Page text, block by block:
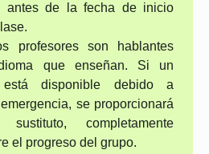
antes de la fecha de inicio
profesores son hablantes
que enseñan. Si un
disponible debido a
se proporcionará
completamente
el progreso del grupo.